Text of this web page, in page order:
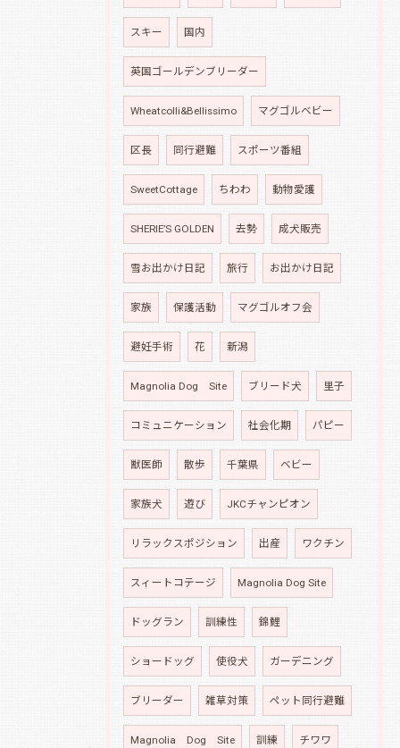
スキー 国内
英国ゴールデンブリーダー
Wheatcolli&Bellissimo マグゴルベビー
区長 同行避難 スポーツ番組
SweetCottage ちわわ 動物愛護
SHERIE’S GOLDEN 去勢 成犬販売
雪お出かけ日記 旅行 お出かけ日記
家族 保護活動 マグゴルオフ会
避妊手術 花 新潟
Magnolia Dog Site ブリード犬 里子
コミュニケーション 社会化期 パピー
獣医師 散歩 千葉県 ベビー
家族犬 遊び JKCチャンピオン
リラックスポジション 出産 ワクチン
スィートコテージ Magnolia Dog Site
ドッグラン 訓練性 錦鯉
ショードッグ 使役犬 ガーデニング
ブリーダー 雑草対策 ペット同行避難
Magnolia Dog Site 訓練 チワワ